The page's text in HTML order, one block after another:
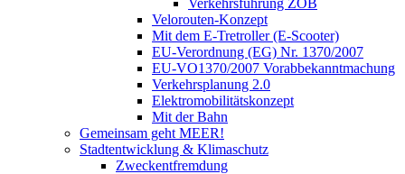
Verkehrsführung ZOB
Velorouten-Konzept
Mit dem E-Tretroller (E-Scooter)
EU-Verordnung (EG) Nr. 1370/2007
EU-VO1370/2007 Vorabbekanntmachung
Verkehrsplanung 2.0
Elektromobilitätskonzept
Mit der Bahn
Gemeinsam geht MEER!
Stadtentwicklung & Klimaschutz
Zweckentfremdung